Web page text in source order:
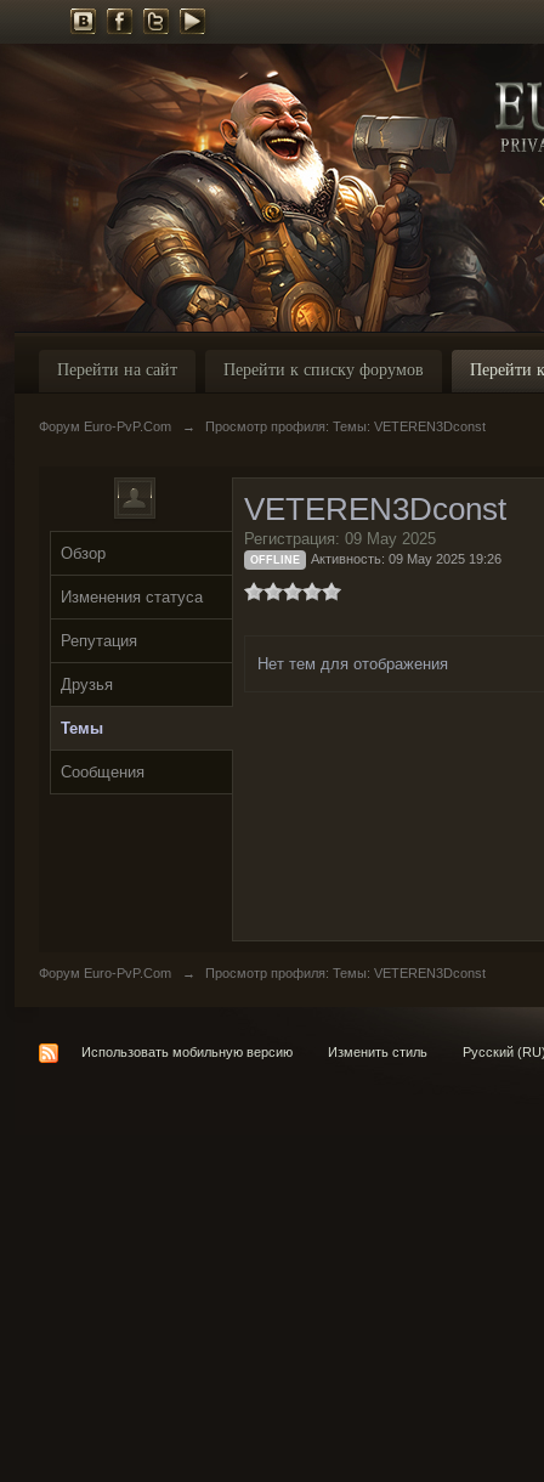
Перейти на сайт Перейти к списку форумов Перейти
Форум Euro-PvP.Com → Просмотр профиля: Темы: VETEREN3Dconst
Обзор
Изменения статуса
Репутация
Друзья
Темы
Сообщения
VETEREN3Dconst
Регистрация: 09 May 2025
OFFLINE Активность: 09 May 2025 19:26
Нет тем для отображения
Форум Euro-PvP.Com → Просмотр профиля: Темы: VETEREN3Dconst
Использовать мобильную версию Изменить стиль Русский